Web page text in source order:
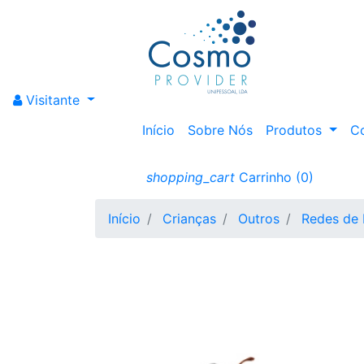
Visitante
Início
Sobre Nós Produtos
shopping_cart Carrinho (0)
Início Crianças Outros Redes de